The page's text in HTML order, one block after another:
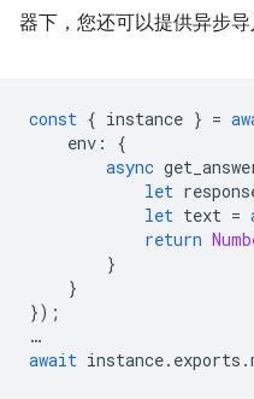
器下，您还可以提供异步导
const { instance } =
env :
{
async
let
let text =
return
}
}
});
…
await instance. exports .